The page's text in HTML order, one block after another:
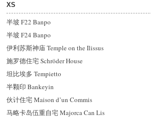
XS
半坡 F22 Banpo
半坡 F24 Banpo
伊利苏斯神庙 Temple on the Ilissus
施罗德住宅 Schröder House
坦比埃多 Tempietto
半颗印 Bankeyin
伙计住宅 Maison d’un Commis
马略卡岛伍重自宅 Majorca Can Lis